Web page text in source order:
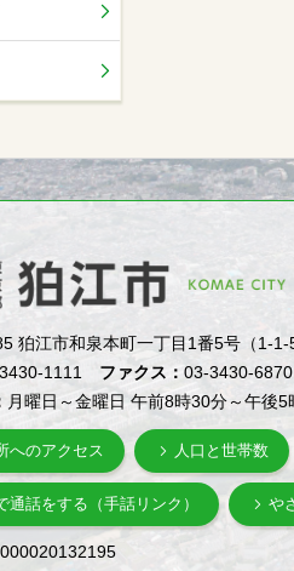
狛江市和泉本町一丁目1番5号（1-
1111 ファクス：03-3430-6870
月曜日～金曜日 午前8時30分～午後
へのアクセス 人口と世帯数
通話をする（手話リンク） や